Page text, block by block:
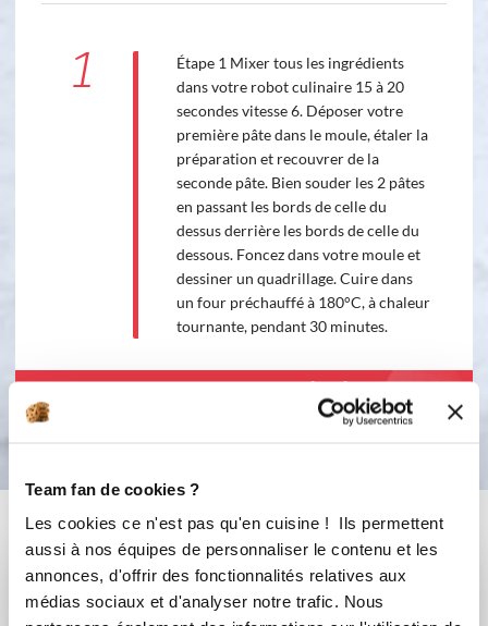
Team fan de cookies ?
Les cookies ce n'est pas qu'en cuisine ! Ils permettent
aussi à nos équipes de personnaliser le contenu et les
annonces, d'offrir des fonctionnalités relatives aux
médias sociaux et d'analyser notre trafic. Nous
1
Étape 1 Mixer tous les ingrédients
dans votre robot culinaire 15 à 20
secondes vitesse 6. Déposer votre
première pâte dans le moule, étaler la
préparation et recouvrer de la
seconde pâte. Bien souder les 2 pâtes
en passant les bords de celle du
dessus derrière les bords de celle du
dessous. Foncez dans votre moule et
dessiner un quadrillage. Cuire dans
un four préchauffé à 180°C, à chaleur
tournante, pendant 30 minutes.
Bon appétit !
Vous aimerez aussi ...